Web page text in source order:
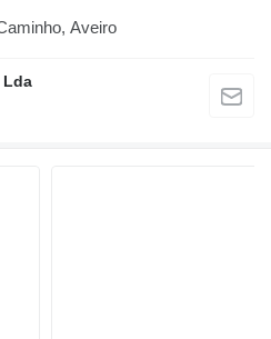
Aveiro
Lda